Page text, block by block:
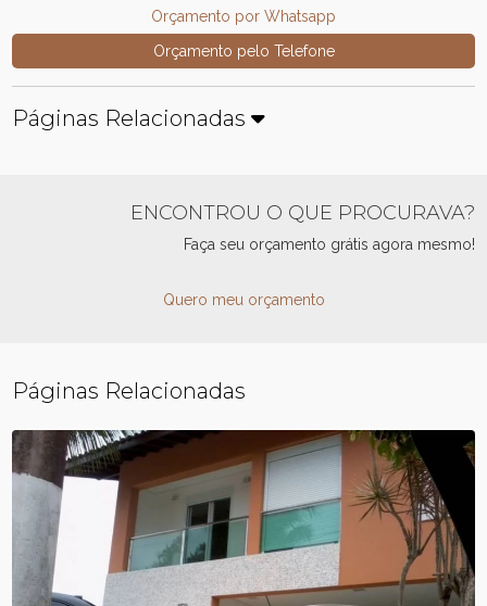
Orçamento por Whatsapp
Orçamento pelo Telefone
Páginas Relacionadas
ENCONTROU O QUE PROCURAVA?
Faça seu orçamento grátis agora mesmo!
Quero meu orçamento
Páginas Relacionadas